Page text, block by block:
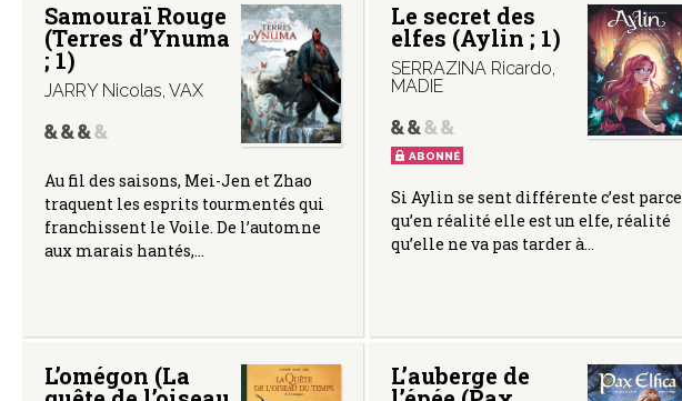
Samouraï Rouge
(Terres d’Ynuma
; 1)
JARRY Nicolas, VAX
Au fil des saisons, Mei-Jen et Zhao
traquent les esprits tourmentés qui
franchissent le Voile. De l’automne
aux marais hantés,…
Le secret des
elfes (Aylin ; 1)
SERRAZINA Ricardo,
MADIE
ABONNÉ
Si Aylin se sent différente c’est parce
qu’en réalité elle est un elfe, réalité
qu’elle ne va pas tarder à…
L’omégon (La L’auberge de